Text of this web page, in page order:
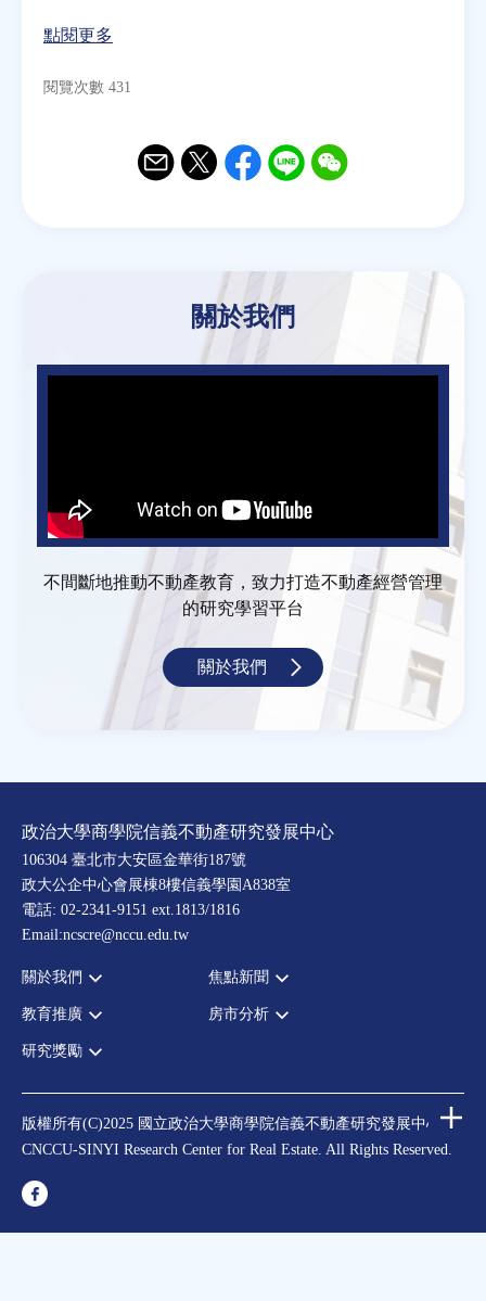
點閱更多
閱覽次數 431
關於我們
不間斷地推動不動產教育，致力打造不動產經營管理
的研究學習平台
關於我們
政治大學商學院信義不動產研究發展中心
106304 臺北市大安區金華街187號
政大公企中心會展棟8樓信義學園A838室
電話: 02-2341-9151 ext.1813/1816
Email:ncscre@nccu.edu.tw
關於我們
宗旨願景
設置辦法
指導委員
中心成員
聯絡我們
焦點新聞
全部新聞
法律新訊
教育推廣
全部活動
理財規劃講座
不動產學程支援
房市分析
研究獎勵
住宅學會論文獎支援
都市計劃學會論文獎支援
版權所有(C)2025 國立政治大學商學院信義不動產研究發展中心
CNCCU-SINYI Research Center for Real Estate. All Rights Reserved.